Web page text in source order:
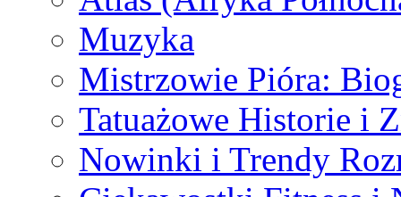
Muzyka
Mistrzowie Pióra:
Tatuażowe Historie i
Nowinki i Trendy